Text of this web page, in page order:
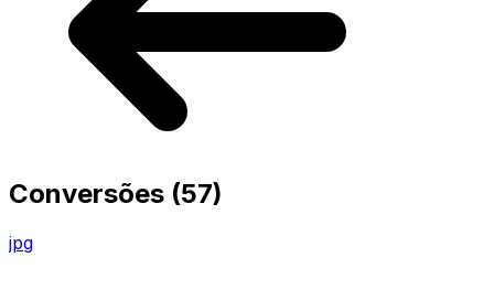
Conversões (57)
jpg